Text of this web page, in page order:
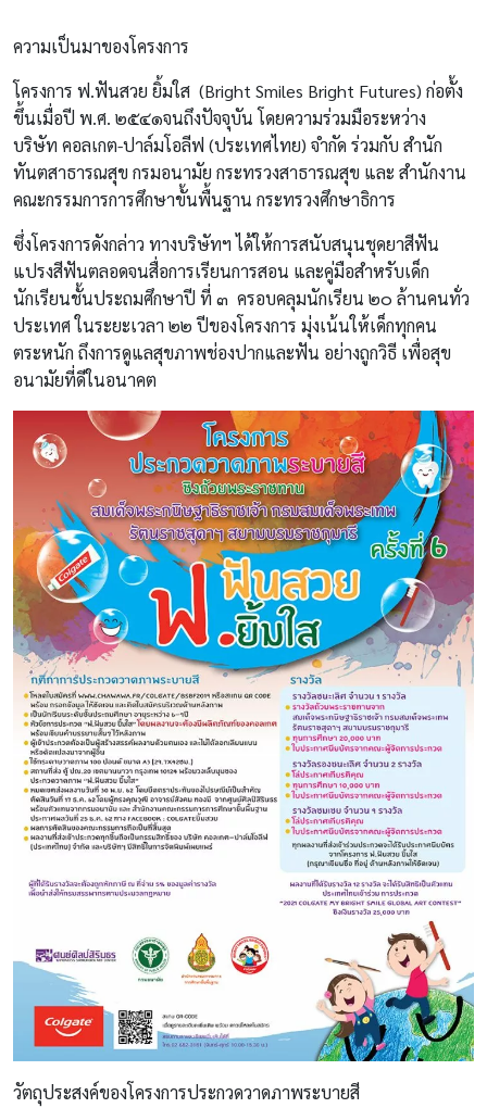
ความเป็นมาของโครงการ
โครงการ ฟ.ฟันสวย ยิ้มใส (Bright Smiles Bright Futures) ก่อตั้ง
ขึ้นเมื่อปี พ.ศ. ๒๕๔๑จนถึงปัจจุบัน โดยความร่วมมือระหว่าง
บริษัท คอลเกต-ปาล์มโอลีฟ (ประเทศไทย) จํากัด ร่วมกับ สํานัก
ทันตสาธารณสุข กรมอนามัย กระทรวงสาธารณสุข และ สํานักงาน
คณะกรรมการการศึกษาขั้นพื้นฐาน กระทรวงศึกษาธิการ
ซึ่งโครงการดังกล่าว ทางบริษัทฯ ได้ให้การสนับสนุนชุดยาสีฟัน
แปรงสีฟันตลอดจนสื่อการเรียนการสอน และคู่มือสําหรับเด็ก
นักเรียนชั้นประถมศึกษาปี ที่ ๓ ครอบคลุมนักเรียน ๒๐ ล้านคนทั่ว
ประเทศ ในระยะเวลา ๒๒ ปีของโครงการ มุ่งเน้นให้เด็กทุกคน
ตระหนัก ถึงการดูแลสุขภาพช่องปากและฟัน อย่างถูกวิธี เพื่อสุข
อนามัยที่ดีในอนาคต
วัตถุประสงค์ของโครงการประกวดวาดภาพระบายสี